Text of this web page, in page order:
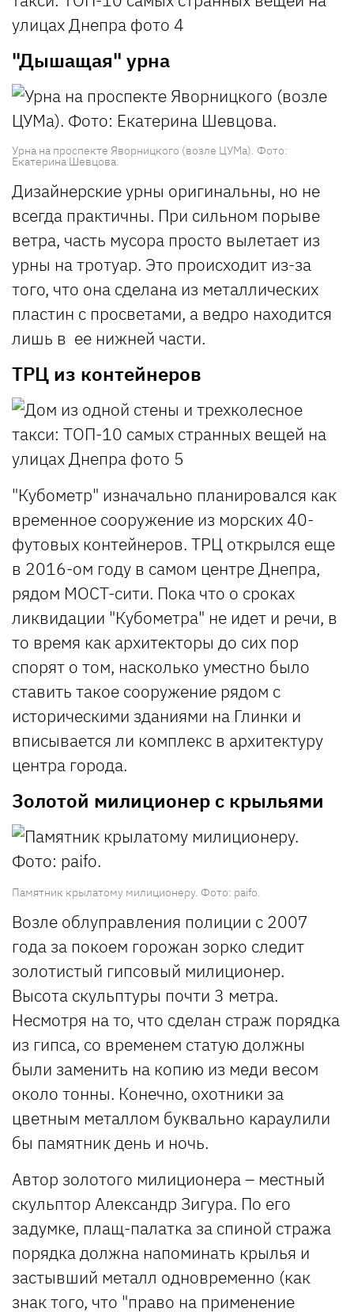
"Дышащая" урна
Урна на проспекте Яворницкого (возле ЦУМа). Фото:
Екатерина Шевцова.
Дизайнерские урны оригинальны, но не
всегда практичны. При сильном порыве
ветра, часть мусора просто вылетает из
урны на тротуар. Это происходит из-за
того, что она сделана из металлических
пластин с просветами, а ведро находится
лишь в ее нижней части.
ТРЦ из контейнеров
"Кубометр" изначально планировался как
временное сооружение из морских 40-
футовых контейнеров. ТРЦ открылся еще
в 2016-ом году в самом центре Днепра,
рядом МОСТ-сити. Пока что о сроках
ликвидации "Кубометра" не идет и речи, в
то время как архитекторы до сих пор
спорят о том, насколько уместно было
ставить такое сооружение рядом с
историческими зданиями на Глинки и
вписывается ли комплекс в архитектуру
центра города.
Золотой милиционер с крыльями
Памятник крылатому милиционеру. Фото: paifo.
Возле облуправления полиции с 2007
года за покоем горожан зорко следит
золотистый гипсовый милиционер.
Высота скульптуры почти 3 метра.
Несмотря на то, что сделан страж порядка
из гипса, со временем статую должны
были заменить на копию из меди весом
около тонны. Конечно, охотники за
цветным металлом буквально караулили
бы памятник день и ночь.
Автор золотого милиционера – местный
скульптор Александр Зигура. По его
задумке, плащ-палатка за спиной стража
порядка должна напоминать крылья и
застывший металл одновременно (как
знак того, что "право на применение